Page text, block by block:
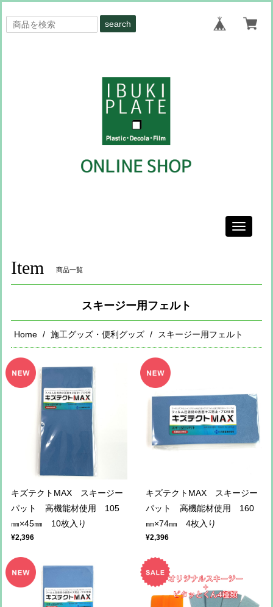
search
Toggle
Item 商品一覧
スキージー用フェルト
Home 施工グッズ・便利グッズ スキージー用フェルト
キズテクトMAX スキージー
パット 高機能材使用 105
㎜×45㎜ 10枚入り
¥2,396
キズテクトMAX スキージー
パット 高機能材使用 160
㎜×74㎜ 4枚入り
¥2,396